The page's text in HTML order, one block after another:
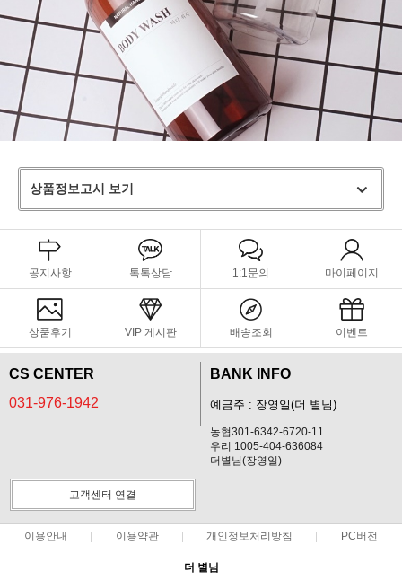
상품정보고시 보기
공지사항 톡톡상담 1:1문의 마이페이지
상품후기 VIP 게시판 배송조회 이벤트
CS CENTER
031-976-1942
BANK INFO
예금주 : 장영일(더 별님)
농협301-6342-6720-11
우리 1005-404-636084
더별님(장영일)
고객센터 연결
이용안내 이용약관 개인정보처리방침 PC버전
더 별님